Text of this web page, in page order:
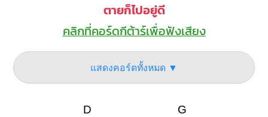
ตายก็ไปอยู่ดี
คลิกที่คอร์ดกีต้าร์เพื่อฟังเสียง
แสดงคอร์ดทั้งหมด ▼
D G